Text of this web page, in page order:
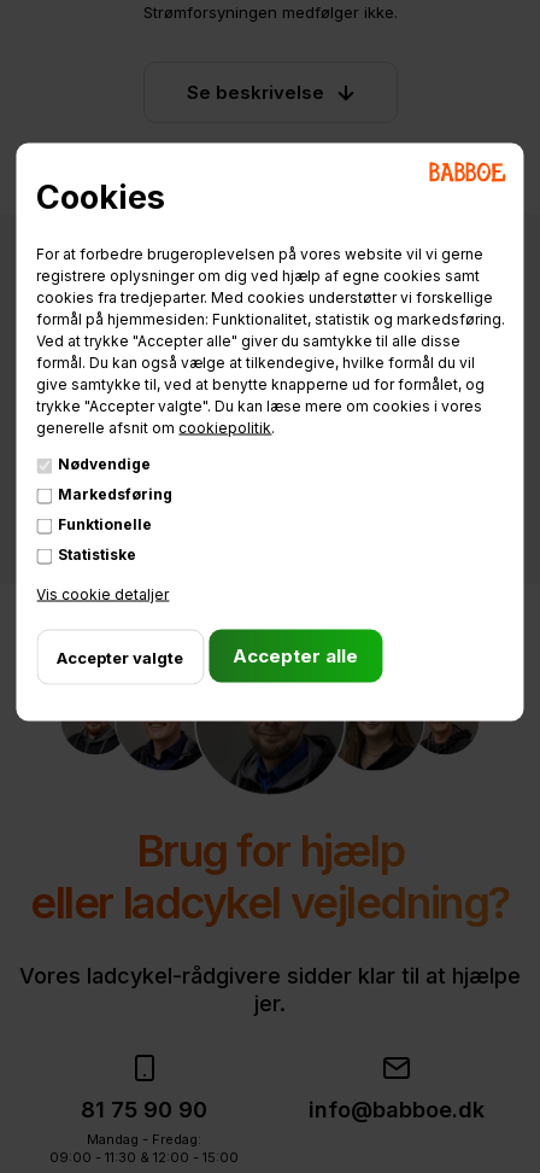
Cookies
For at forbedre brugeroplevelsen på vores website vil vi gerne
registrere oplysninger om dig ved hjælp af egne cookies samt
cookies fra tredjeparter. Med cookies understøtter vi forskellige
formål på hjemmesiden: Funktionalitet, statistik og markedsføring.
Ved at trykke "Accepter alle" giver du samtykke til alle disse
formål. Du kan også vælge at tilkendegive, hvilke formål du vil
give samtykke til, ved at benytte knapperne ud for formålet, og
trykke "Accepter valgte". Du kan læse mere om cookies i vores
generelle afsnit omcookiepolitik.
Nødvendige
Markedsføring
Funktionelle
Statistiske
Vis cookie detaljer
Strømforsyningen medfølger ikke.
Se beskrivelse
Specifikationer Info / Manualer Finansiering
Bruges på GWA batterier i EASI-serien.
Brug for hjælp
eller ladcykel vejledning?
Vores ladcykel-rådgivere sidder klar til at hjælpe
jer.
81 75 90 90
Mandag - Fredag:
09:00 - 11:30 & 12:00 - 15:00
info@babboe.dk